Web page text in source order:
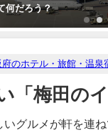
何だろう？
府のホテル・旅館・温泉
「梅田の
グルメが軒を連